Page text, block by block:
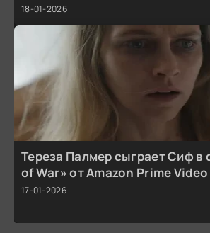
18-01-2026
Тереза Палмер сыграет Сиф в
of War» от Amazon Prime Video
17-01-2026